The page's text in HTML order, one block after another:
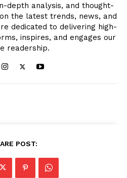
depth analysis, and thought-
the latest trends, news, and
dedicated to delivering high-
inspires, and engages our
readership.
POST: